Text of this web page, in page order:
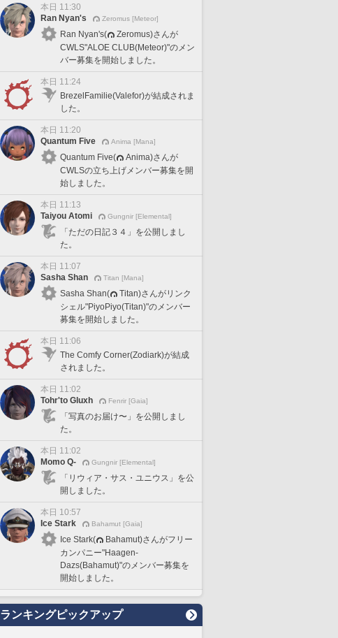
本日 11:30
Ran Nyan's
Zeromus [Meteor]
Ran Nyan's(
Zeromus)さんが
CWLS"ALOE CLUB(Meteor)"のメン
バー募集を開始しました。
本日 11:24
BrezelFamilie(Valefor)が結成されま
した。
本日 11:20
Quantum Five
Anima [Mana]
Quantum Five(
Anima)さんが
CWLSの立ち上げメンバー募集を開
始しました。
本日 11:13
Taiyou Atomi
Gungnir [Elemental]
「ただの日記３４」を公開しまし
た。
本日 11:07
Sasha Shan
Titan [Mana]
Sasha Shan(
Titan)さんがリンク
シェル"PiyoPiyo(Titan)"のメンバー
募集を開始しました。
本日 11:06
The Comfy Corner(Zodiark)が結成
されました。
本日 11:02
Tohr'to Gluxh
Fenrir [Gaia]
「写真のお届け〜」を公開しまし
た。
本日 11:02
Momo Q-
Gungnir [Elemental]
「リウィア・サス・ユニウス」を公
開しました。
本日 10:57
Ice Stark
Bahamut [Gaia]
Ice Stark(
Bahamut)さんがフリー
カンパニー"Haagen-
Dazs(Bahamut)"のメンバー募集を
開始しました。
ランキングピックアップ